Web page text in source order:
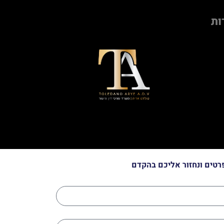
ונחזור אליכם בהקדם